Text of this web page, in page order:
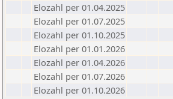
Elozahl per 01.04.2025
Elozahl per 01.07.2025
Elozahl per 01.10.2025
Elozahl per 01.01.2026
Elozahl per 01.04.2026
Elozahl per 01.07.2026
Elozahl per 01.10.2026